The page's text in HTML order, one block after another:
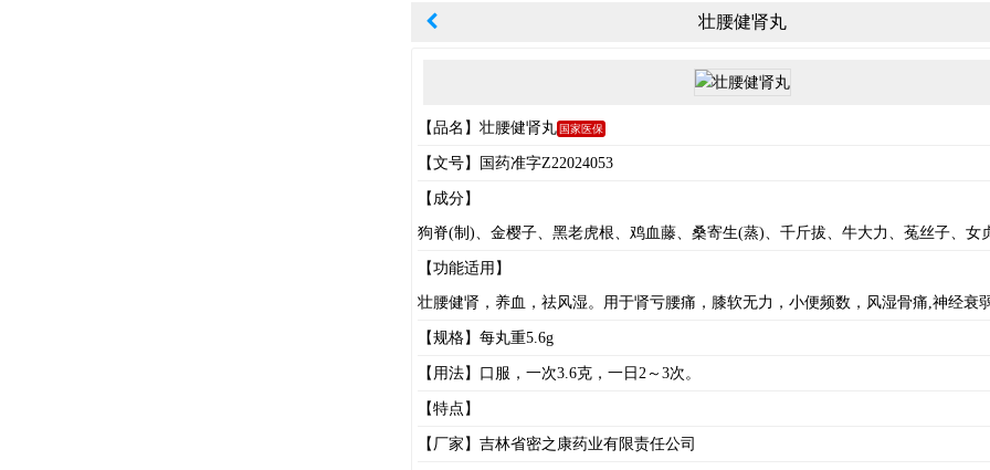
壮腰健肾丸
【品名】壮腰健肾丸 国家医保
【文号】国药准字Z22024053
【成分】
狗脊(制)、金樱子、黑老虎根、鸡血藤、桑寄生(蒸)、千斤拔、牛大力、菟丝子、女
【功能适用】
壮腰健肾，养血，祛风湿。用于肾亏腰痛，膝软无力，小便频数，风湿骨痛,神经衰弱
【规格】每丸重5.6g
【用法】口服，一次3.6克，一日2～3次。
【特点】
【厂家】吉林省密之康药业有限责任公司